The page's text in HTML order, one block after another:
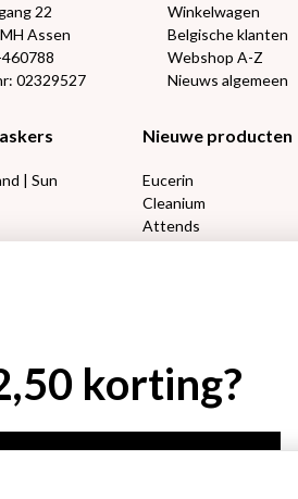
22
Assen
02329527
Winkelwagen
Belgische klanten
Webshop A-Z
Nieuws algemeen
| Sun
Nieuwe producten
Eucerin
Cleanium
Attends
L’Oréal make-up
Etos bad en douche
korting?